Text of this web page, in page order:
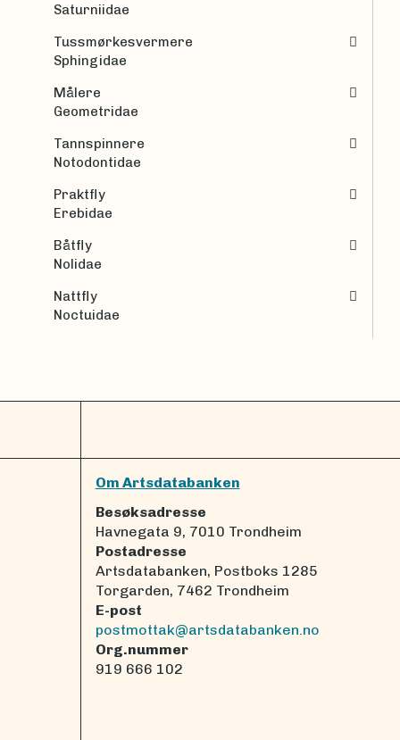
Saturniidae
Tussmørkesvermere
Sphingidae
Målere
Geometridae
Tannspinnere
Notodontidae
Praktfly
Erebidae
Båtfly
Nolidae
Nattfly
Noctuidae
Om Artsdatabanken
Besøksadresse
Havnegata 9, 7010 Trondheim
Postadresse
Artsdatabanken, Postboks 1285
Torgarden, 7462 Trondheim
E-post
postmottak@artsdatabanken.no
Org.nummer
919 666 102